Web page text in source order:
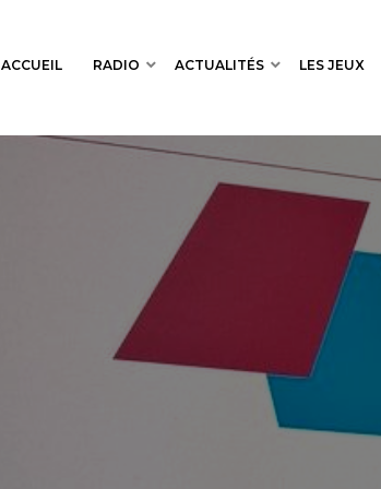
ACCUEIL RADIO ACTUALITÉS LES JEUX